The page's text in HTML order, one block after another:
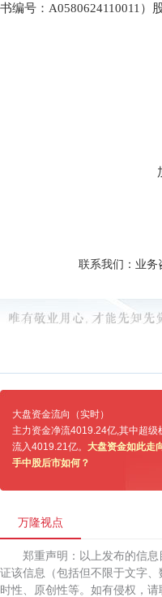
书编号：A0580624110011）
联系我们：业
大盘资金流向（实时）
主力资金净流4019.24亿,其中超级
流入4019.21亿。 大盘资金如此走
手中股后市如何？
万隆视点
郑重声明：以上发布的信
证该信息（包括但不限于文字
时性、原创性等。如有侵权，